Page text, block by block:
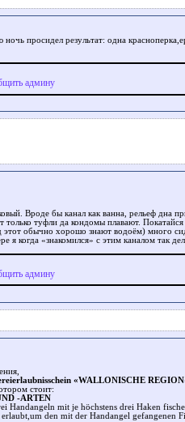
ночь просидел результат: одна
админу
Вроде бы канал как ванна, рельеф дна
только туфли да кондомы плавают.
этот обычно хорошо знают водоём) много
я когда «знакомился» с этим каналом так
админу
«WALLONISCHE REGION
стоит:
-ARTEN
Handangeln mit je höchstens drei Haken
den mit der Handangel gefangenen